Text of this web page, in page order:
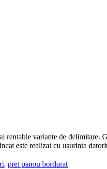
variante de
este realizat cu usurinta
, pret panou bordurat